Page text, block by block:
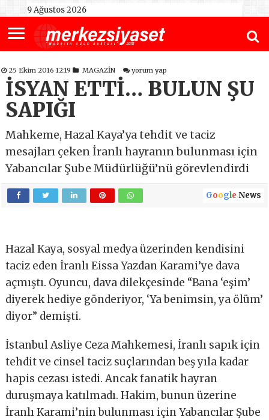
9 Ağustos 2026
25 Ekim 2016 12:19 MAGAZİN yorum yap
İSYAN ETTİ… BULUN ŞU
SAPIĞI
Mahkeme, Hazal Kaya’ya tehdit ve taciz
mesajları çeken İranlı hayranın bulunması için
Yabancılar Şube Müdürlüğü’nü görevlendirdi
Google News
Hazal Kaya, sosyal medya üzerinden kendisini
taciz eden İranlı Eissa Yazdan Karami’ye dava
açmıştı. Oyuncu, dava dilekçesinde “Bana ‘eşim’
diyerek hediye gönderiyor, ‘Ya benimsin, ya ölüm’
diyor” demişti.
İstanbul Asliye Ceza Mahkemesi, İranlı sapık için
tehdit ve cinsel taciz suçlarından beş yıla kadar
hapis cezası istedi. Ancak fanatik hayran
duruşmaya katılmadı. Hakim, bunun üzerine
İranlı Karami’nin bulunması için Yabancılar Şube